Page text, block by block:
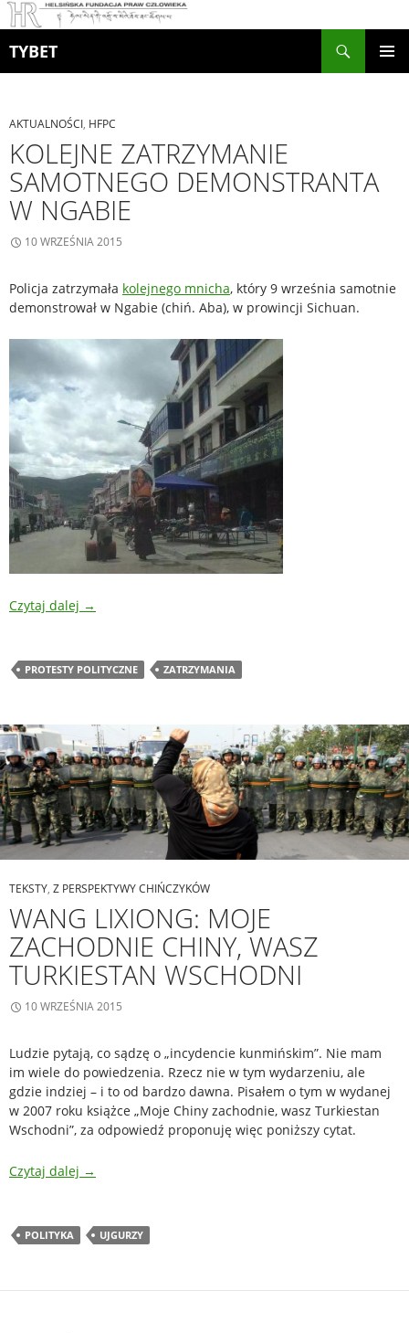
TYBET
AKTUALNOŚCI, HFPC
KOLEJNE ZATRZYMANIE
SAMOTNEGO DEMONSTRANTA
W NGABIE
10 WRZEŚNIA 2015
Policja zatrzymała kolejnego mnicha, który 9 września samotnie
demonstrował w Ngabie (chiń. Aba), w prowincji Sichuan.
Czytaj dalej →
PROTESTY POLITYCZNE ZATRZYMANIA
TEKSTY, Z PERSPEKTYWY CHIŃCZYKÓW
WANG LIXIONG: MOJE
ZACHODNIE CHINY, WASZ
TURKIESTAN WSCHODNI
10 WRZEŚNIA 2015
Ludzie pytają, co sądzę o „incydencie kunmińskim”. Nie mam
im wiele do powiedzenia. Rzecz nie w tym wydarzeniu, ale
gdzie indziej – i to od bardzo dawna. Pisałem o tym w wydanej
w 2007 roku książce „Moje Chiny zachodnie, wasz Turkiestan
Wschodni”, za odpowiedź proponuję więc poniższy cytat.
Czytaj dalej →
POLITYKA UJGURZY